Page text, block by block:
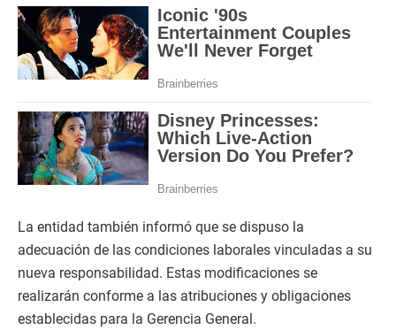
La entidad también informó que se dispuso la
adecuación de las condiciones laborales vinculadas a su
nueva responsabilidad. Estas modificaciones se
realizarán conforme a las atribuciones y obligaciones
establecidas para la Gerencia General.